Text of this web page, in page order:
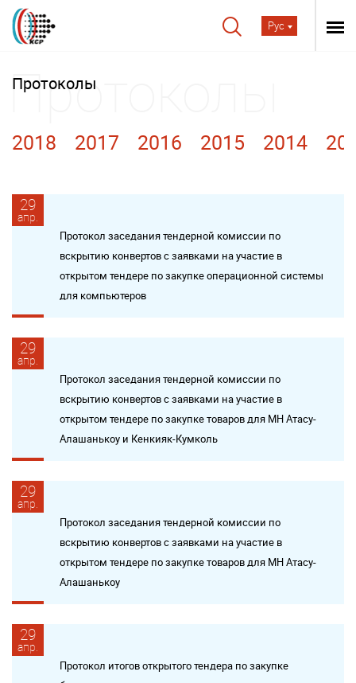
Рус
Протоколы
2018 2017 2016 2015 2014
29
апр.
Протокол заседания тендерной комиссии по
вскрытию конвертов с заявками на участие в
открытом тендере по закупке операционной системы
для компьютеров
29
апр.
Протокол заседания тендерной комиссии по
вскрытию конвертов с заявками на участие в
открытом тендере по закупке товаров для МН Атасу-
Алашанькоу и Кенкияк-Кумколь
29
апр.
Протокол заседания тендерной комиссии по
вскрытию конвертов с заявками на участие в
открытом тендере по закупке товаров для МН Атасу-
Алашанькоу
29
апр.
Протокол итогов открытого тендера по закупке